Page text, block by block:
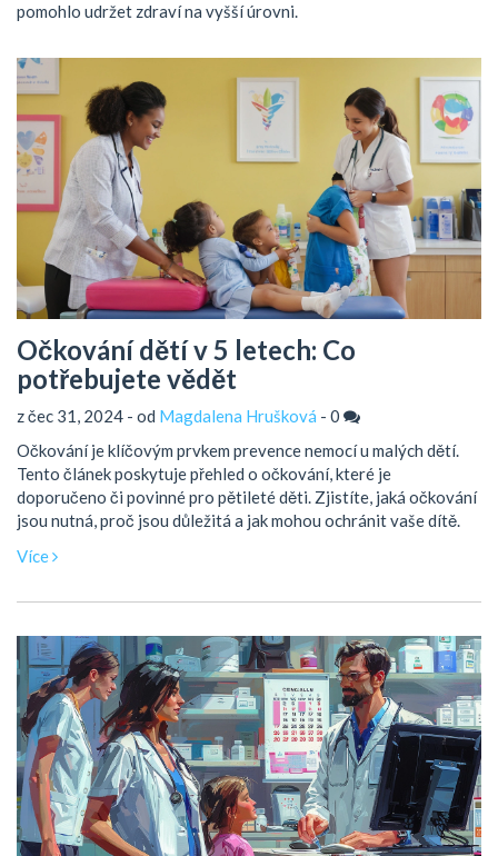
pomohlo udržet zdraví na vyšší úrovni.
Očkování dětí v 5 letech: Co
potřebujete vědět
z čec 31, 2024 - od Magdalena Hrušková - 0
Očkování je klíčovým prvkem prevence nemocí u malých dětí.
Tento článek poskytuje přehled o očkování, které je
doporučeno či povinné pro pětileté děti. Zjistíte, jaká očkování
jsou nutná, proč jsou důležitá a jak mohou ochránit vaše dítě.
Více